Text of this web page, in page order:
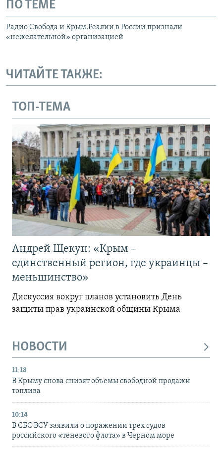
ПО ТЕМЕ
Радио Свобода и Крым.Реалии в России признали
«нежелательной» организацией
ЧИТАЙТЕ ТАКЖЕ:
ТОП-ТЕМА
Андрей Щекун: «Крым –
единственный регион, где украинцы –
меньшинство»
Дискуссия вокруг планов установить День
защиты прав украинской общины Крыма
НОВОСТИ
11:18
В Крыму снова снизят объемы свободной продажи
топлива
10:14
В СБС ВСУ заявили о поражении трех судов
российского «теневого флота» в Черном море